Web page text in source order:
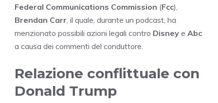
Federal Communications Commission (Fcc),
Brendan Carr, il quale, durante un podcast, ha
menzionato possibili azioni legali contro Disney e Abc
a causa dei commenti del conduttore.
Relazione conflittuale con
Donald Trump